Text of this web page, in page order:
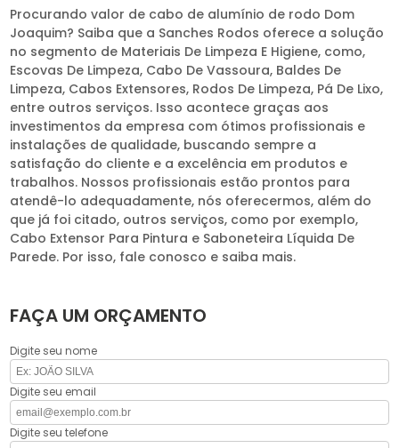
Procurando valor de cabo de alumínio de rodo Dom
Joaquim? Saiba que a Sanches Rodos oferece a solução
no segmento de Materiais De Limpeza E Higiene, como,
Escovas De Limpeza, Cabo De Vassoura, Baldes De
Limpeza, Cabos Extensores, Rodos De Limpeza, Pá De Lixo,
entre outros serviços. Isso acontece graças aos
investimentos da empresa com ótimos profissionais e
instalações de qualidade, buscando sempre a
satisfação do cliente e a excelência em produtos e
trabalhos. Nossos profissionais estão prontos para
atendê-lo adequadamente, nós oferecermos, além do
que já foi citado, outros serviços, como por exemplo,
Cabo Extensor Para Pintura e Saboneteira Líquida De
Parede. Por isso, fale conosco e saiba mais.
FAÇA UM ORÇAMENTO
Digite seu nome
Digite seu email
Digite seu telefone